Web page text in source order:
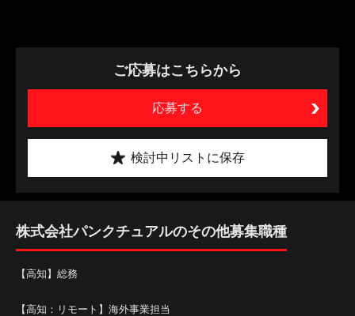
ご応募はこちらから
応募する
検討中リストに保存
株式会社パンクチュアルのその他募集職種
【高知】総務
【高知：リモート】海外事業担当